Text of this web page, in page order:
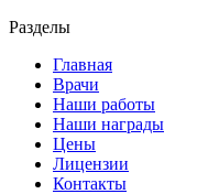
Разделы
Главная
Врачи
Наши работы
Наши награды
Цены
Лицензии
Контакты